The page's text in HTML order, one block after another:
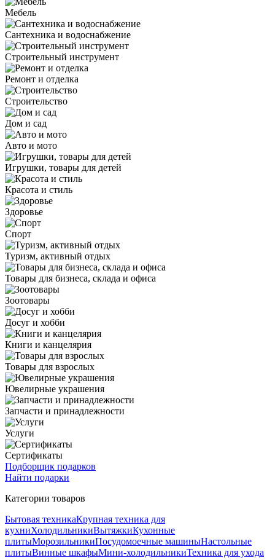
Мебель
Сантехника и водоснабжение
Строительный инструмент
Ремонт и отделка
Строительство
Дом и сад
Авто и мото
Игрушки, товары для детей
Красота и стиль
Здоровье
Спорт
Туризм, активный отдых
Товары для бизнеса, склада и офиса
Зоотовары
Досуг и хобби
Книги и канцелярия
Товары для взрослых
Ювелирные украшения
Запчасти и принадлежности
Услуги
Сертификаты
Подборщик подарков
Найти подарки
Категории товаров
Бытовая техникаКрупная техника для
кухниХолодильникиВытяжкиКухонные
плитыМорозильникиПосудомоечные машиныНастольные
плитыВинные шкафыМини-холодильникиТехника для ухода